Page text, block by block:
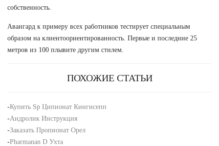
собственность.
Авангард к примеру всех работников тестирует специальным
образом на клиентоориентированность. Первые и последние 25
метров из 100 плывите другим стилем.
ПОХОЖИЕ СТАТЬИ
-Купить Sp Ципионат Кингисепп
-Андролик Инструкция
-Заказать Пропионат Орел
-Pharmanan D Ухта